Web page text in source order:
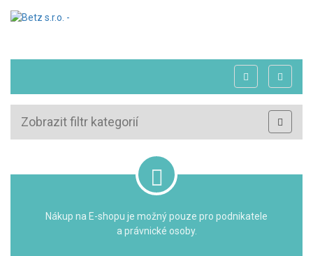
Zobrazit filtr kategorií
Nákup na E-shopu je možný pouze pro podnikatele
a právnické osoby.